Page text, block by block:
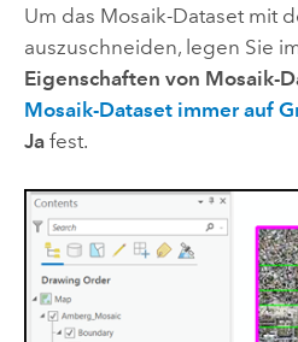
Um das Mosaik-Dataset mit
auszuschneiden, legen Sie
Eigenschaften von Mosaik-
Mosaik-Dataset immer auf
Jafest.